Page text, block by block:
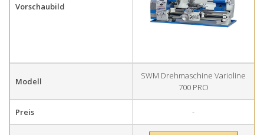
Vorschaubild
Modell
SWM Drehmaschine Varioline
700 PRO
Preis -